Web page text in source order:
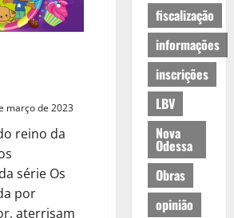
março de 2023
reino da
série Os
por
aterrisam
fiscalização
informações
inscrições
LBV
Nova
Odessa
Obras
opinião